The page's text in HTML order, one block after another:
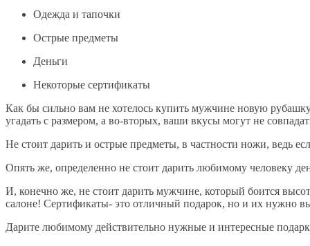
Одежда и тапочки
Острые предметы
Деньги
Некоторые сертификаты
Как бы сильно вам не хотелось купить мужчине новую
угадать с размером, а во-вторых, ваши вкусы могут не
Не стоит дарить и острые предметы, в частности ножи, ведь
Опять же, определенно не стоит дарить любимому человеку
И, конечно же, не стоит дарить мужчине, который боится
салоне! Сертификаты- это отличный подарок, но и их нужно
Дарите любимому действительно нужные и интересные